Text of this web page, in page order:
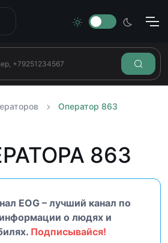
Оператор 863
863
EOG – лучший канал по
о людях и
Подписывайся!